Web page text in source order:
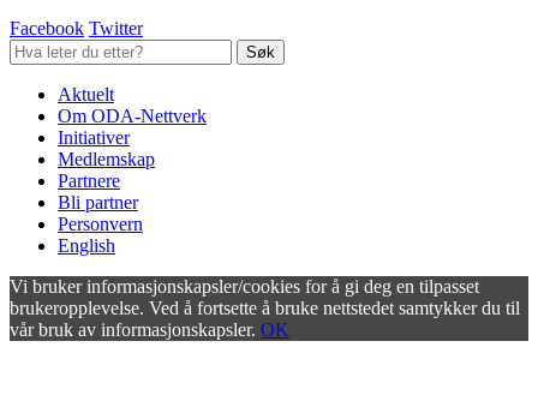
Facebook Twitter
Aktuelt
Om ODA-Nettverk
Initiativer
Medlemskap
Partnere
Bli partner
Personvern
English
Vi bruker informasjonskapsler/cookies for å gi deg en tilpasset
brukeropplevelse. Ved å fortsette å bruke nettstedet samtykker du til
vår bruk av informasjonskapsler. OK